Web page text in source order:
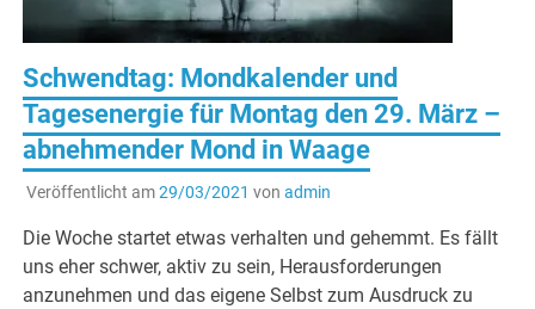
Schwendtag: Mondkalender und
Tagesenergie für Montag den 29. März –
abnehmender Mond in Waage
Veröffentlicht am29/03/2021 von admin
Die Woche startet etwas verhalten und gehemmt. Es fällt
uns eher schwer, aktiv zu sein, Herausforderungen
anzunehmen und das eigene Selbst zum Ausdruck zu